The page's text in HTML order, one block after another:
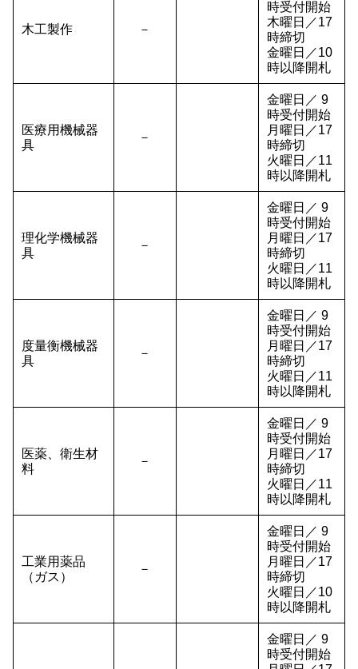
木工製作 －
時受付開始
木曜日／17
時締切
金曜日／10
時以降開札
医療用機械器
具
－
金曜日／ 9
時受付開始
月曜日／17
時締切
火曜日／11
時以降開札
理化学機械器
具
－
金曜日／ 9
時受付開始
月曜日／17
時締切
火曜日／11
時以降開札
度量衡機械器
具
－
金曜日／ 9
時受付開始
月曜日／17
時締切
火曜日／11
時以降開札
医薬、衛生材
料
－
金曜日／ 9
時受付開始
月曜日／17
時締切
火曜日／11
時以降開札
工業用薬品
（ガス）
－
金曜日／ 9
時受付開始
月曜日／17
時締切
火曜日／10
時以降開札
金曜日／ 9
時受付開始